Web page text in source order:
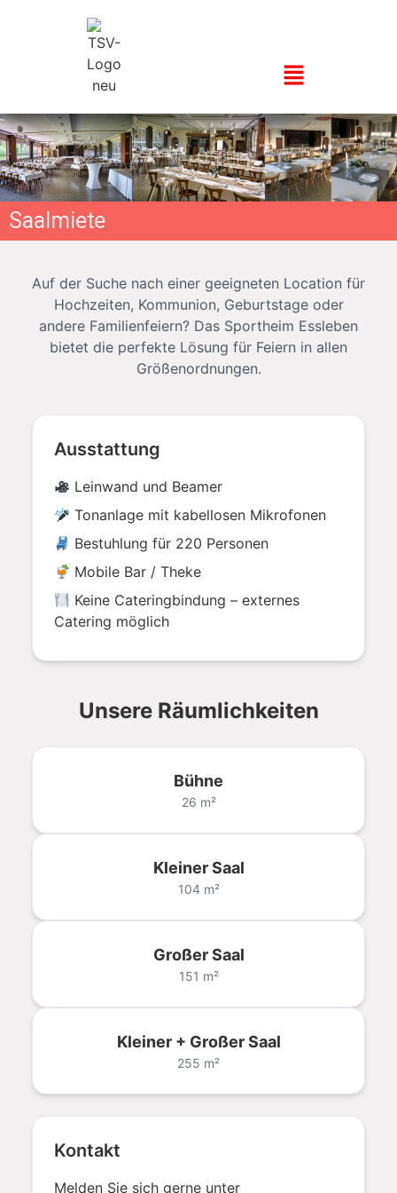
Saalmiete
Auf der Suche nach einer geeigneten Location für
Hochzeiten, Kommunion, Geburtstage oder
andere Familienfeiern? Das Sportheim Essleben
bietet die perfekte Lösung für Feiern in allen
Größenordnungen.
Ausstattung
Leinwand und Beamer
Tonanlage mit kabellosen Mikrofonen
Bestuhlung für 220 Personen
Mobile Bar / Theke
Keine Cateringbindung – externes
Catering möglich
Unsere Räumlichkeiten
Bühne
26 m²
Kleiner Saal
104 m²
Großer Saal
151 m²
Kleiner + Großer Saal
255 m²
Kontakt
Melden Sie sich gerne unter